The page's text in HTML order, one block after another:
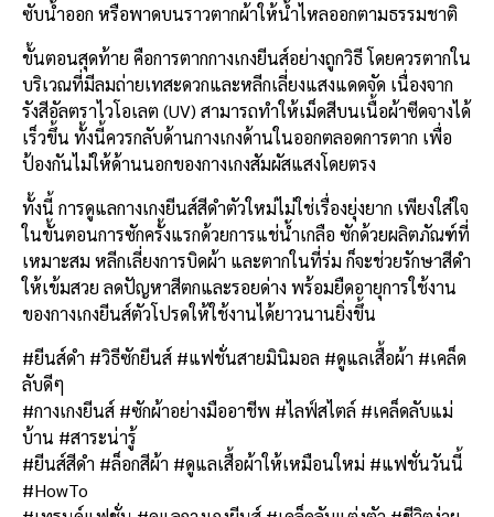
ซับน้ำออก หรือพาดบนราวตากผ้าให้น้ำไหลออกตามธรรมชาติ
ขั้นตอนสุดท้าย คือการตากกางเกงยีนส์อย่างถูกวิธี โดยควรตากใน
บริเวณที่มีลมถ่ายเทสะดวกและหลีกเลี่ยงแสงแดดจัด เนื่องจาก
รังสีอัลตราไวโอเลต (UV) สามารถทำให้เม็ดสีบนเนื้อผ้าซีดจางได้
เร็วขึ้น ทั้งนี้ควรกลับด้านกางเกงด้านในออกตลอดการตาก เพื่อ
ป้องกันไม่ให้ด้านนอกของกางเกงสัมผัสแสงโดยตรง
ทั้งนี้ การดูแลกางเกงยีนส์สีดำตัวใหม่ไม่ใช่เรื่องยุ่งยาก เพียงใส่ใจ
ในขั้นตอนการซักครั้งแรกด้วยการแช่น้ำเกลือ ซักด้วยผลิตภัณฑ์ที่
เหมาะสม หลีกเลี่ยงการบิดผ้า และตากในที่ร่ม ก็จะช่วยรักษาสีดำ
ให้เข้มสวย ลดปัญหาสีตกและรอยด่าง พร้อมยืดอายุการใช้งาน
ของกางเกงยีนส์ตัวโปรดให้ใช้งานได้ยาวนานยิ่งขึ้น
#ยีนส์ดำ #วิธีซักยีนส์ #แฟชั่นสายมินิมอล #ดูแลเสื้อผ้า #เคล็ด
ลับดีๆ
#กางเกงยีนส์ #ซักผ้าอย่างมืออาชีพ #ไลฟ์สไตล์ #เคล็ดลับแม่
บ้าน #สาระน่ารู้
#ยีนส์สีดำ #ล็อกสีผ้า #ดูแลเสื้อผ้าให้เหมือนใหม่ #แฟชั่นวันนี้
#HowTo